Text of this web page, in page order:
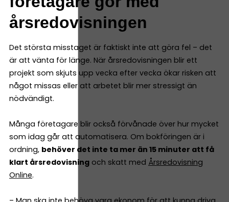
årsredovisningen
Det största misstaget är faktiskt inte att göra fel – det
är att vänta för länge. När årsredovisningen blir ett
projekt som skjuts upp vecka efter vecka ökar risken att
något missas eller att arbetet blir mer stressigt än
nödvändigt.
Många företagare blir också förvånade över hur mycket
som idag går att automatisera. Om bokföringen är i
ordning, behöver det inte ta mer än 15 minuter att få
klart årsredovisning och skatt med Årsredovisning
Online.